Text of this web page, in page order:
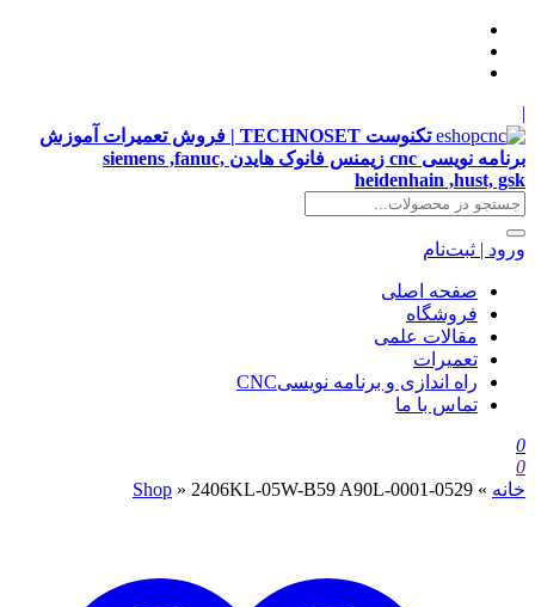
|
تکنوست TECHNOSET | فروش تعمیرات آموزش
برنامه نویسی cnc زیمنس فانوک هایدن siemens ,fanuc,
heidenhain ,hust, gsk
ورود | ثبت‌نام
صفحه اصلی
فروشگاه
مقالات علمی
تعمیرات
راه اندازی و برنامه نویسیCNC
تماس با ما
0
0
خانه »
Shop » 2406KL-05W-B59 A90L-0001-0529